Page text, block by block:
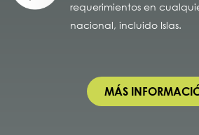
requerimientos en
nacional, incluido Islas.
MÁS